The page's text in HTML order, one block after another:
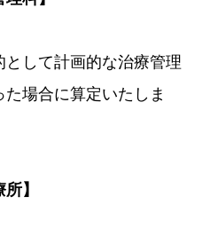
して計画的な治療管理
場合に算定いたしま
】